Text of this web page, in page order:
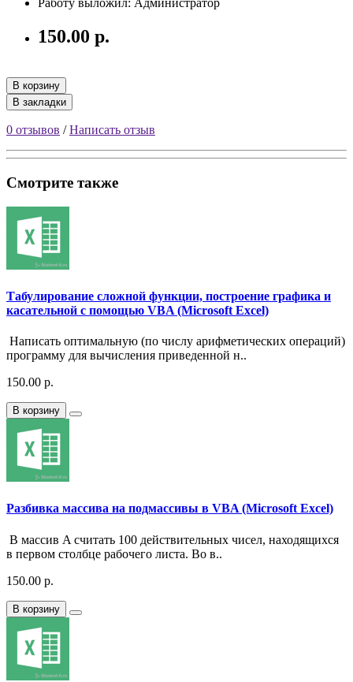
Работу выложил: Администратор
150.00 р.
В корзину
В закладки
0 отзывов /Написать отзыв
Смотрите также
Табулирование сложной функции, построение графика и
касательной с помощью VBA (Microsoft Excel)
Написать оптимальную (по числу арифметических операций)
программу для вычисления приведенной н..
150.00 р.
В корзину
Разбивка массива на подмассивы в VBA (Microsoft Excel)
В массив A считать 100 действительных чисел, находящихся
в первом столбце рабочего листа. Во в..
150.00 р.
В корзину